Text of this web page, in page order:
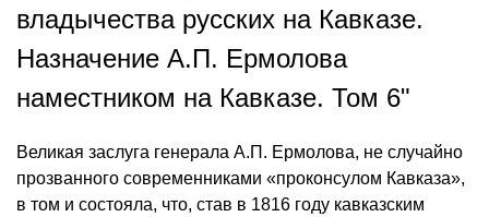
владычества русских на Кавказе.
Назначение А.П. Ермолова
наместником на Кавказе. Том 6"
Великая заслуга генерала А.П. Ермолова, не случайно
прозванного современниками «проконсулом Кавказа»,
в том и состояла, что, став в 1816 году кавказским